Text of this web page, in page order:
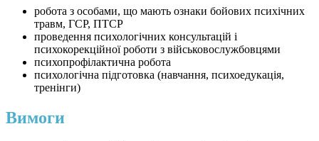
робота з особами, що мають ознаки бойових психічних
травм, ГСР, ПТСР
проведення психологічних консультацій і
психокорекційної роботи з військовослужбовцями
психопрофілактична робота
психологічна підготовка (навчання, психоедукація,
тренінги)
Вимоги